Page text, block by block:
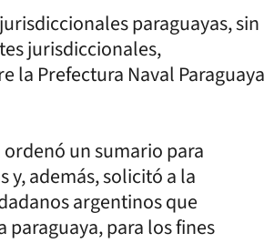
paraguayas, sin
jurisdiccionales,
la Prefectura Naval Paraguaya
un sumario para
y, además, solicitó a la
argentinos que
para los fines